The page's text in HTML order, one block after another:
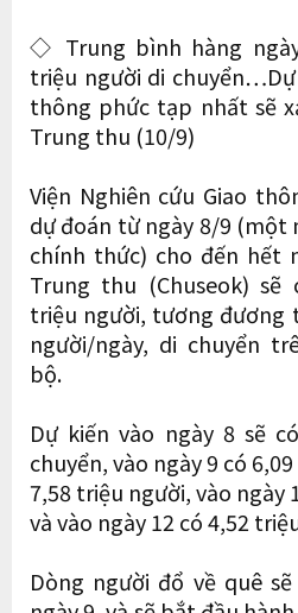
◇ Trung bình hàng
triệu người di
thông phức tạp nhất sẽ
Trung thu (10/9)
Viện Nghiên cứu Giao
dự đoán từ ngày 8/9 (một
chính thức) cho đến hết
Trung thu (Chuseok) sẽ
triệu người, tương đương
người/ngày, di chuyển
bộ.
Dự kiến ​​vào ngày 8 sẽ
chuyển, vào ngày 9 có
7,58 triệu người, vào ngày
và vào ngày 12 có 4,52
Dòng người đổ về quê